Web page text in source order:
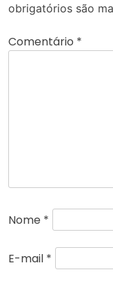
obrigatórios são
Comentário *
Nome *
E-mail *